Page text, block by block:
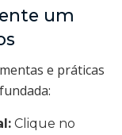
um
e práticas
Clique no